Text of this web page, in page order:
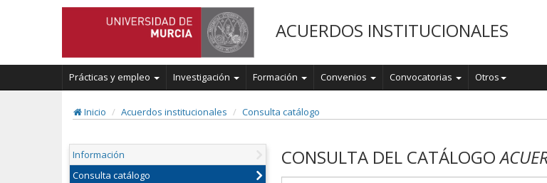
ACUERDOS INSTITUCIONALES
Prácticas y empleo Investigación Formación Convenios Convocatorias Otros
Inicio Acuerdos institucionales Consulta catálogo
Información
Consulta catálogo
CONSULTA DEL CATÁLOGO